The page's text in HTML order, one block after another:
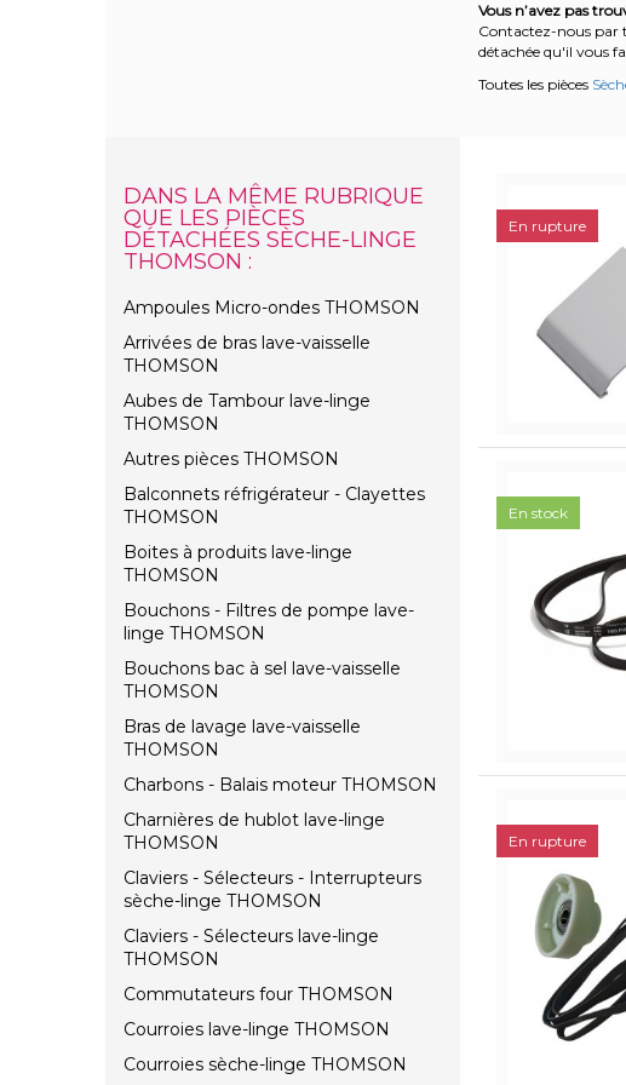
Vous n’avez pas
Contactez-nous par
détachée qu'il vous
Toutes les pièces
DANS LA MÊME RUBRIQUE
QUE LES PIÈCES
DÉTACHÉES SÈCHE-LINGE
THOMSON :
Ampoules Micro-ondes THOMSON
Arrivées de bras lave-vaisselle
THOMSON
Aubes de Tambour lave-linge
THOMSON
Autres pièces THOMSON
Balconnets réfrigérateur - Clayettes
THOMSON
Boites à produits lave-linge
THOMSON
Bouchons - Filtres de pompe lave-
linge THOMSON
Bouchons bac à sel lave-vaisselle
THOMSON
Bras de lavage lave-vaisselle
THOMSON
Charbons - Balais moteur THOMSON
Charnières de hublot lave-linge
THOMSON
Claviers - Sélecteurs - Interrupteurs
sèche-linge THOMSON
Claviers - Sélecteurs lave-linge
THOMSON
Commutateurs four THOMSON
Courroies lave-linge THOMSON
Courroies sèche-linge THOMSON
En rupture
En stock
En rupture